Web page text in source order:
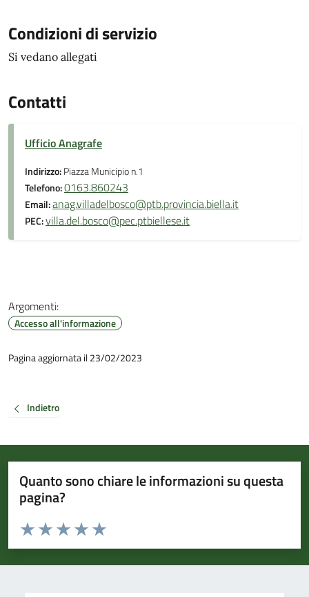
Condizioni di servizio
Si vedano allegati
Contatti
Ufficio Anagrafe
Indirizzo:Piazza Municipio n.1
Telefono:0163.860243
Email:anag.villadelbosco@ptb.provincia.biella.it
PEC:villa.del.bosco@pec.ptbiellese.it
Argomenti:
Accesso all'informazione
Pagina aggiornata il 23/02/2023
Indietro
Quanto sono chiare le informazioni su questa
pagina?
Valuta da 1 a 5 stelle la pagina
Valuta 5 stelle su 5
Valuta 4 stelle su 5
Valuta 3 stelle su 5
Valuta 2 stelle su 5
Valuta 1 stelle su 5